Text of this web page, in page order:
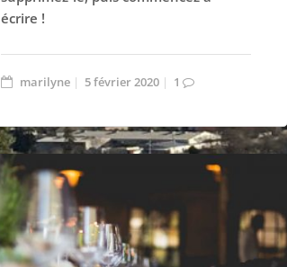
écrire !
marilyne 5 février 2020 1